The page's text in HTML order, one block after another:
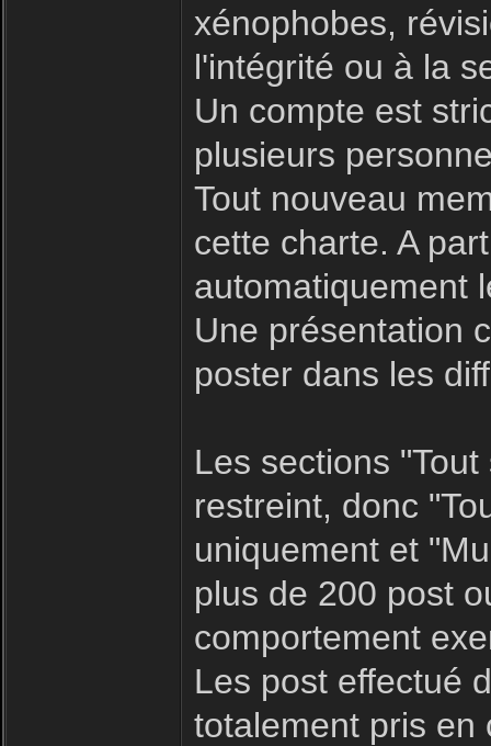
xénophobes,
l'intégrité ou à la
Un compte est
plusieurs
Tout nouveau
cette charte. A
automatiquement
Une présentation
poster dans les
Les sections
restreint, donc
uniquement et
plus de 200 post
comportement
Les post effectué
totalement pris en